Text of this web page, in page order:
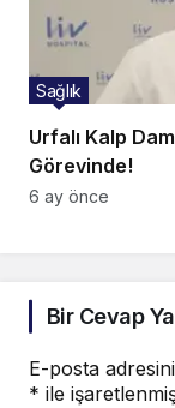
Urfalı Kalp
Görevinde!
Sağlık
6 ay önce
Bir Cevap
E-posta
* ile